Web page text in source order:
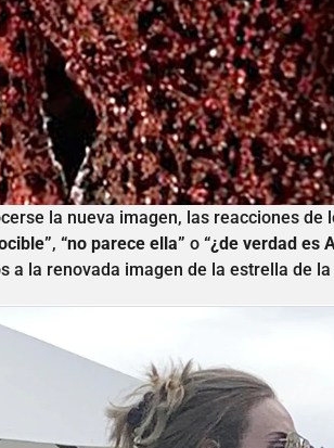
la nueva imagen, las reacciones de
, “no parece ella” o “¿de verdad es
a la renovada imagen de la estrella de